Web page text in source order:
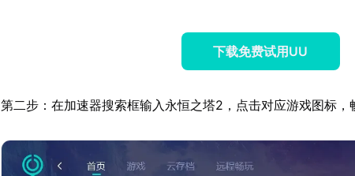
下载免费试用UU
第二步：在加速器搜索框输入永恒之塔2，点击对应游戏图标，